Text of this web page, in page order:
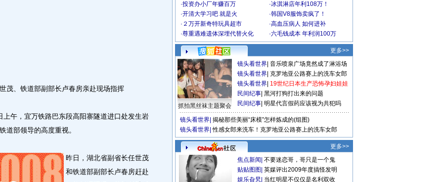
、铁道部副部长卢春房亲赴现场指挥
，宜万铁路巴东段高阳寨隧道进口处发生岩
道部领导的高度重视。
昨日，湖北省副省长任世茂
和铁道部副部长卢春房赶赴
·投资办小厂年赚百万 ·冰淇淋店年利108万！
·开清大学习吧 就是火 ·韩国V8服饰卖疯了！
· ２万开新奇特玩具超市 ·高血压病人 如何进补
·尊重遇难遗体深埋代替火化 ·六毛钱成本 年利润100万
更多>>
抓拍黑丝袜主题聚会
镜头看世界 音乐喷泉广场竟然成了淋浴场
镜头看世界 克罗地亚公路赛上的洗车女郎
镜头看世界 19世纪日本生产恐怖孕妇娃娃
民间纪事 黑河打狗打出来的问题
民间纪事 明星代言假药应该视为共犯吗
镜头看世界 揭秘那些美丽“床模”怎样炼成的(组图)
镜头看世界 性感女郎来洗车！克罗地亚公路赛上的洗车女郎
更多>>
焦点新闻 不要迷恋哥，哥只是一个鬼
贴贴图图 英媒评出2009年度搞怪发明
娱乐旮旯 当红明星不仅仅是名利双收